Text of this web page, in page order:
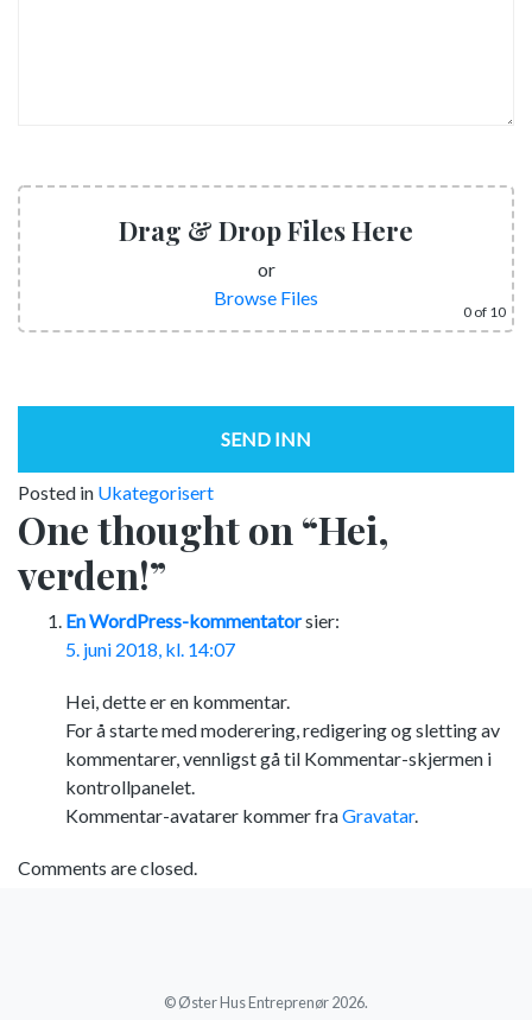
Drag & Drop Files Here
or
Browse Files
0 of 10
Posted in Ukategorisert
One thought on “Hei,
verden!”
En WordPress-kommentatorsier:
5. juni 2018, kl. 14:07
Hei, dette er en kommentar.
For å starte med moderering, redigering og sletting av
kommentarer, vennligst gå til Kommentar-skjermen i
kontrollpanelet.
Kommentar-avatarer kommer fraGravatar.
Comments are closed.
© Øster Hus Entreprenør 2026.